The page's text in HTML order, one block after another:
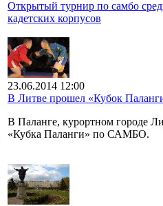
Открытый турнир по самбо
кадетских корпусов
23.06.2014 12:00
В Литве прошел «Кубок
В Паланге, курортном городе
«Кубка Паланги» по САМБО.